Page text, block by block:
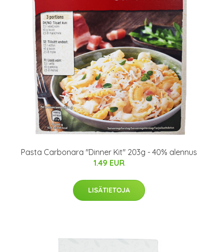
Pasta Carbonara "Dinner Kit" 203g - 40% alennus
1.49 EUR
LISÄTIETOJA